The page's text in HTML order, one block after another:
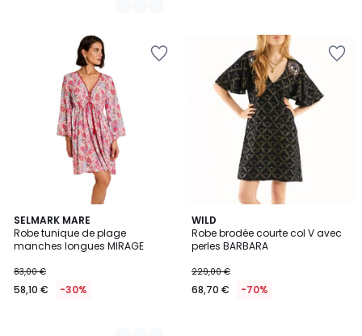
SELMARK MARE
Robe tunique de plage
manches longues MIRAGE
83,00 €
58,10 € -30%
2
Couleurs
WILD
Robe brodée courte col V avec
perles BARBARA
229,00 €
68,70 € -70%